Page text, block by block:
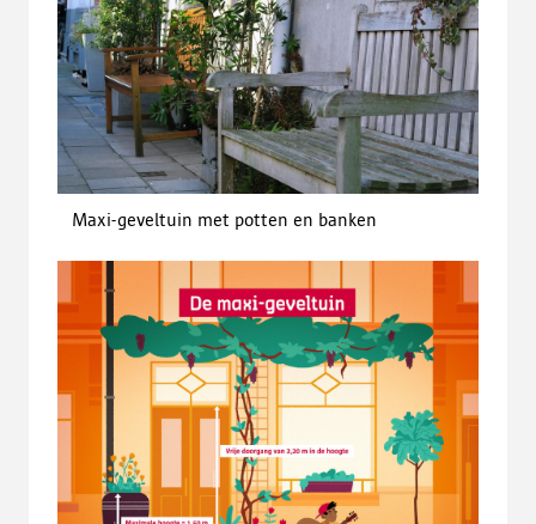
Maxi-geveltuin met potten en banken